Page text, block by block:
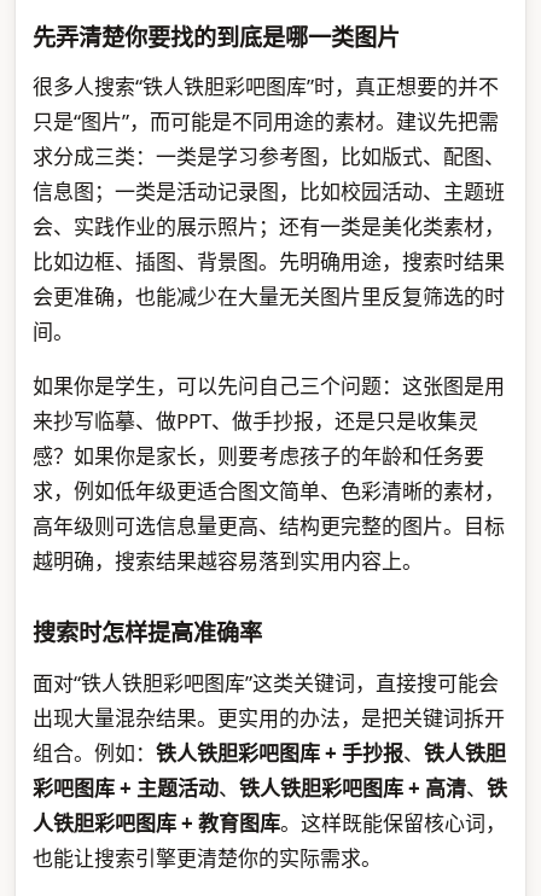
先弄清楚你要找的到底是哪一类图片
很多人搜索“铁人铁胆彩吧图库”时，真正想要的并不
只是“图片”，而可能是不同用途的素材。建议先把需
求分成三类：一类是学习参考图，比如版式、配图、
信息图；一类是活动记录图，比如校园活动、主题班
会、实践作业的展示照片；还有一类是美化类素材，
比如边框、插图、背景图。先明确用途，搜索时结果
会更准确，也能减少在大量无关图片里反复筛选的时
间。
如果你是学生，可以先问自己三个问题：这张图是用
来抄写临摹、做PPT、做手抄报，还是只是收集灵
感？如果你是家长，则要考虑孩子的年龄和任务要
求，例如低年级更适合图文简单、色彩清晰的素材，
高年级则可选信息量更高、结构更完整的图片。目标
越明确，搜索结果越容易落到实用内容上。
搜索时怎样提高准确率
面对“铁人铁胆彩吧图库”这类关键词，直接搜可能会
出现大量混杂结果。更实用的办法，是把关键词拆开
组合。例如： 铁人铁胆彩吧图库 + 手抄报、 铁人铁胆
彩吧图库 + 主题活动、 铁人铁胆彩吧图库 + 高清、 铁
人铁胆彩吧图库 + 教育图库。这样既能保留核心词，
也能让搜索引擎更清楚你的实际需求。